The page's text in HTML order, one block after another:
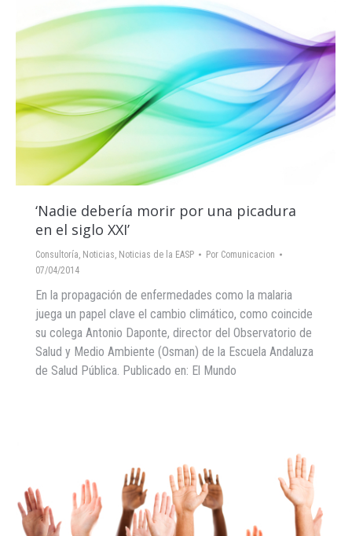
‘Nadie debería morir por una picadura
en el siglo XXI’
Consultoría, Noticias, Noticias de la EASP Por Comunicacion
07/04/2014
En la propagación de enfermedades como la malaria
juega un papel clave el cambio climático, como coincide
su colega Antonio Daponte, director del Observatorio de
Salud y Medio Ambiente (Osman) de la Escuela Andaluza
de Salud Pública. Publicado en: El Mundo